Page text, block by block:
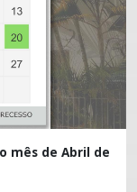
mês de Abril de